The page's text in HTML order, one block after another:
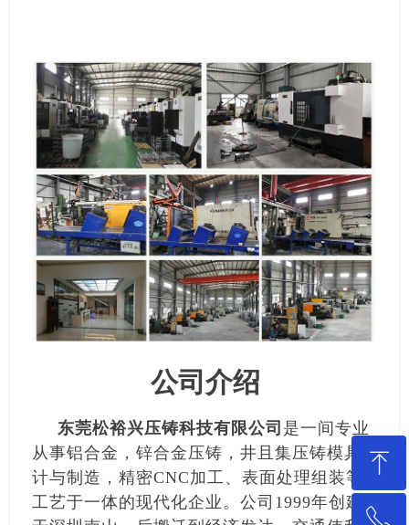
公司介绍
东莞松裕兴压铸科技有限公司 是一间专业
从事铝合金，锌合金压铸，井且集压铸模具设
计与制造，精密CNC加工、表面处理组装等
工艺于一体的现代化企业。公司1999年创建
ꁸ
回到顶部
ꂅ